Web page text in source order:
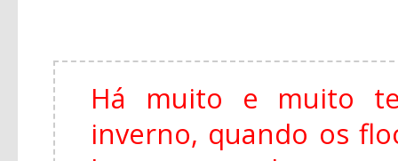
Há muito e muito
inverno, quando os